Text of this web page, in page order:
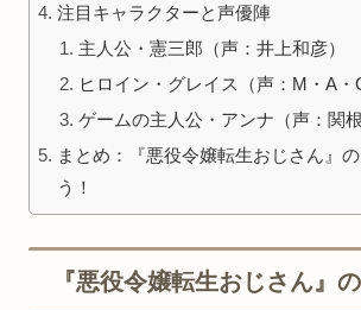
注目キャラクターと声優陣
主人公・憲三郎（声：井上和彦）
ヒロイン・グレイス（声：M・A・
ゲームの主人公・アンナ（声：関根
まとめ：『悪役令嬢転生おじさん』
う！
『悪役令嬢転生おじさん』